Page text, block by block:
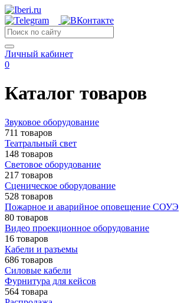
Личный кабинет
0
Каталог товаров
Звуковое оборудование
711 товаров
Театральный свет
148 товаров
Световое оборудование
217 товаров
Сценическое оборудование
528 товаров
Пожарное и аварийное оповещение СОУЭ
80 товаров
Видео проекционное оборудование
16 товаров
Кабели и разъемы
686 товаров
Силовые кабели
Фурнитура для кейсов
564 товара